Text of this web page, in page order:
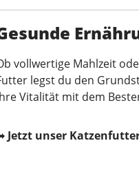
vollwertige Mahlzeit
legst du den
Vitalität mit dem
Jetzt unser